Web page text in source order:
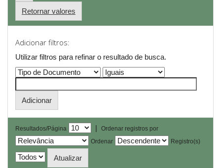
Retornar valores
Adicionar filtros:
Utilizar filtros para refinar o resultado de busca.
Resultados/Página |
Ordenar registros por
Ordenar
Registro(s)